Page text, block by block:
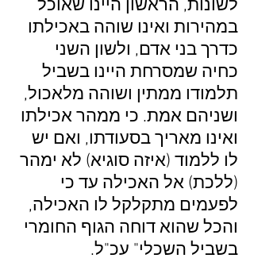
לשונות, הראשון היינו שאוכל
במהירות ואינו שוהה באכילתו
כדרך בני אדם, ולשון השני
כחיה שמסרחת היינו בשביל
תלמודו ממתין ושוהה מלאכול,
ושניהם אמת. כי ממהר אכילתו
ואינו מאריך בסעודתו, ואם יש
לו ללמוד (איזה סוגיא) לא ימהר
(ללכת) אל האכילה עד כי
לפעמים מתקלקל לו האכילה,
והכל שהוא דוחה הגוף החומרי
בשביל השכלי" עכ"ל.